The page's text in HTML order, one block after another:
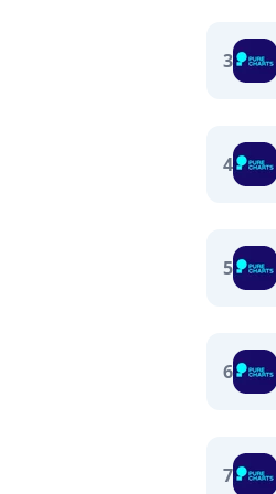
3
4
5
6
7